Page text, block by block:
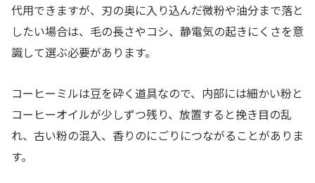
代用できますが、刃の奥に入り込んだ微粉や油分まで落と
したい場合は、毛の長さやコシ、静電気の起きにくさを意
識して選ぶ必要があります。
コーヒーミルは豆を砕く道具なので、内部には細かい粉と
コーヒーオイルが少しずつ残り、放置すると挽き目の乱
れ、古い粉の混入、香りのにごりにつながることがありま
す。